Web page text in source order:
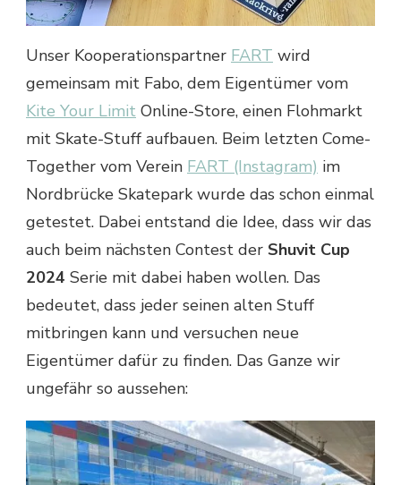
Unser Kooperationspartner FART wird
gemeinsam mit Fabo, dem Eigentümer vom
Kite Your Limit Online-Store, einen Flohmarkt
mit Skate-Stuff aufbauen. Beim letzten Come-
Together vom Verein FART (Instagram) im
Nordbrücke Skatepark wurde das schon einmal
getestet. Dabei entstand die Idee, dass wir das
auch beim nächsten Contest der Shuvit Cup
2024 Serie mit dabei haben wollen. Das
bedeutet, dass jeder seinen alten Stuff
mitbringen kann und versuchen neue
Eigentümer dafür zu finden. Das Ganze wir
ungefähr so aussehen: